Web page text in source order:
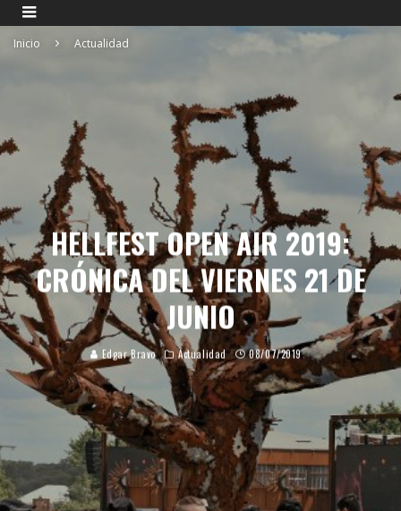
Inicio Actualidad
HELLFEST OPEN AIR 2019:
CRÓNICA DEL VIERNES 21 DE
JUNIO
Edgar Bravo Actualidad 08/07/2019